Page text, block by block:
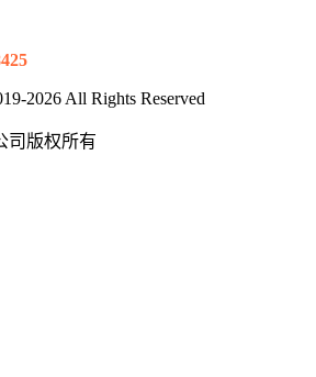
2026 All Rights Reserved
司版权所有